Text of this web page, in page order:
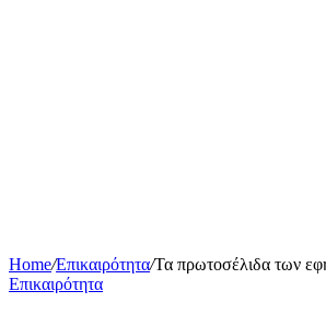
Home/Επικαιρότητα/Τα πρωτοσέλιδα των
Επικαιρότητα